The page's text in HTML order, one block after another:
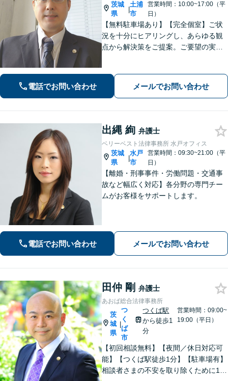
茨城
県
|
土浦
市
営業時間：10:00~17:00（平
日）
【無料駐車場あり】【完全個室】ご状
況を十分にヒアリングし、あらゆる観
点から解決策をご提案。ご要望の実現
活動に注力。交通事故・相続問題も実
績豊富【夜間休日対応】【土浦駅より
電話でお問い合わせ メールでお問い合わせ
出縄 絢 弁護士
ベリーベスト法律事務所 水戸オフィス
茨城
県
|
水戸
市
営業時間：09:30~21:00（平
日）
【離婚・刑事事件・労働問題・交通事
故など幅広く対応】各分野の専門チー
ムがお客様をサポートします。
電話でお問い合わせ メールでお問い合わせ
田仲 剛 弁護士
あおば総合法律事務所
茨
城
県
|
つ
く
ば
市
つくば駅
から徒歩1
分
営業時間：09:00~
19:00（平日）
【初回相談無料】【夜間／休日対応可
能】【つくば駅徒歩1分】【駐車場有】
相談者さまの不安を取り除くために1件